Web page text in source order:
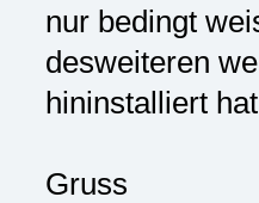
nur bedingt
desweiteren
hininstalliert
Gruss